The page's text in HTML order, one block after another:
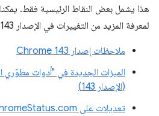
هذا يشمل بعض النقاط الرئيسية فقط. يمكنك
لمعرفة المزيد من التغييرات في الإصدار 143 من Chrome.
ملاحظات إصدار Chrome 143
(الإصدار 143)